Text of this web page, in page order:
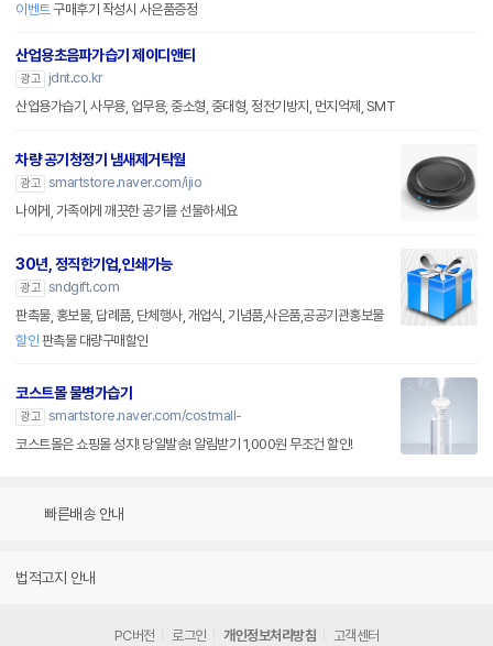
이벤트구매후기 작성시 사은품증정
산업용초음파가습기 제이디앤티
광고
jdnt.co.kr
산업용가습기, 사무용, 업무용, 중소형, 중대형, 정전기방지, 먼지억제, SMT
차량 공기청정기 냄새제거탁월
광고 smartstore.naver.com/ijio
나에게, 가족에게 깨끗한 공기를 선물하세요
30년, 정직한기업,인쇄가능
광고 sndgift.com
판촉물, 홍보물, 답례품, 단체행사, 개업식, 기념품,사은품,공공기관홍보물
할인 판촉물 대량구매할인
코스트몰 물병가습기
광고 smartstore.naver.com/costmall-
코스트몰은 쇼핑몰 성지! 당일발송! 알림받기 1,000원 무조건 할인!
빠른배송 안내
법적고지 안내
PC버전 로그인 개인정보처리방침 고객센터